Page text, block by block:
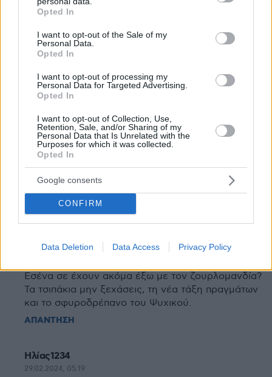
grant or deny consent to Google and its third-party tags to
use your data for below specified purposes in below Google
consent section.
Opted In
I want to opt-out of the Sale of my
Personal Data.
Opted In
I want to opt-out of processing my
Personal Data for Targeted Advertising.
Opted In
I want to opt-out of Collection, Use,
Retention, Sale, and/or Sharing of my
Personal Data that Is Unrelated with the
Purposes for which it was collected.
Opted In
Google consents
CONFIRM
Data Deletion Data Access Privacy Policy
ποιότητα.
Τώρα που λιγοστεύουμε στην βουλή θα είμαστε
άφθονοι στα πεζοδρόμια.
ΑΠΑΝΤΗΣΗ
Η φτώχεια γεννάει απόγνωση
Και από την απόγνωση προέρχεται η τρομοκρατία. Αν
συνεχίσει η ακρίβεια και η ανέχεια φοβάμαι ότι η
τρομοκρατία δεν θα σβήσει.
ΑΠΑΝΤΗΣΗ
@ 05:36
Εσένα σε έχουν ακόμα έξω με τον ζουρλομανδία?
Τα τσιπάκια μην ξεχάσεις, τη νέα τάξη πραγμάτων
και το σφυροδρέπανο του Ψυχικού.
ΑΠΑΝΤΗΣΗ
Ηλίας1234
29.02.2024, 05:19